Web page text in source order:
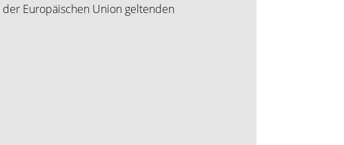
Europäischen Union geltenden